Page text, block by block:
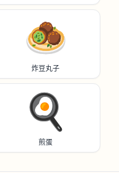
🧆
炸豆丸子
🍳
煎蛋